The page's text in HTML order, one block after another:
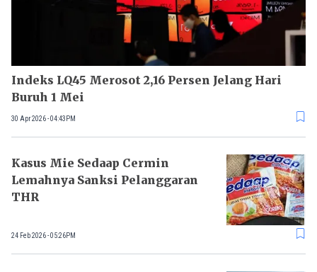
Indeks LQ45 Merosot 2,16 Persen Jelang Hari
Buruh 1 Mei
30 Apr 2026 - 04:43PM
Kasus Mie Sedaap Cermin
Lemahnya Sanksi Pelanggaran
THR
24 Feb 2026 - 05:26PM